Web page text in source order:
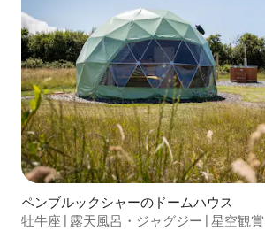
ペンブルックシャーのドームハウス
牡牛座 | 露天風呂・ジャグジー | 星空観